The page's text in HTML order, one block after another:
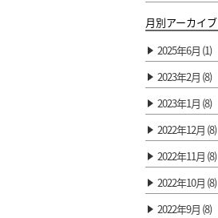
月別アーカイブ
2025年6月 (1)
2023年2月 (8)
2023年1月 (8)
2022年12月 (8)
2022年11月 (8)
2022年10月 (8)
2022年9月 (8)